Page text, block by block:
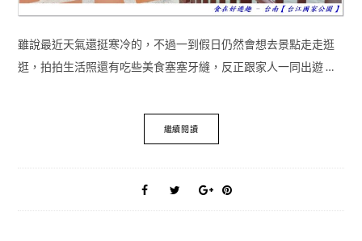
雖說最近天氣還挺寒冷的，不過一到假日仍然會想去景點走走逛
逛，拍拍生活照還有吃些美食塞塞牙縫，反正跟家人一同出遊 …
繼續閱讀